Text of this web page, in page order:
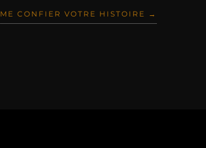
ME CONFIER VOTRE HISTOIRE →